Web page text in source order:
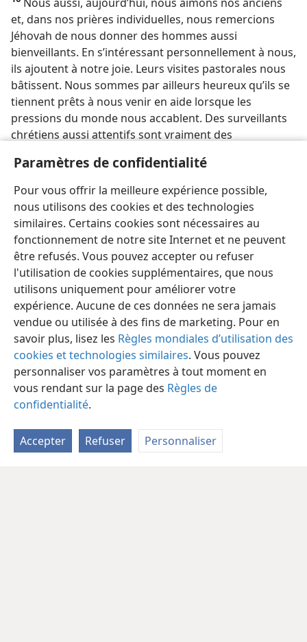
Paramètres de confidentialité
Pour vous offrir la meilleure expérience possible,
nous utilisons des cookies et des technologies
similaires. Certains cookies sont nécessaires au
fonctionnement de notre site Internet et ne peuvent
être refusés. Vous pouvez accepter ou refuser
l'utilisation de cookies supplémentaires, que nous
utilisons uniquement pour améliorer votre
expérience. Aucune de ces données ne sera jamais
vendue ou utilisée à des fins de marketing. Pour en
savoir plus, lisez les Règles mondiales d’utilisation des
cookies et technologies similaires. Vous pouvez
personnaliser vos paramètres à tout moment en
vous rendant sur la page des Règles de
confidentialité.
Accepter Refuser Personnaliser
et, dans nos prières individuelles, nous remercions
Jéhovah de nous donner des hommes aussi
bienveillants. En s’intéressant personnellement à nous,
ils ajoutent à notre joie. Leurs visites pastorales nous
bâtissent. Nous sommes par ailleurs heureux qu’ils se
tiennent prêts à nous venir en aide lorsque les
pressions du monde nous accablent. Des surveillants
chrétiens aussi attentifs sont vraiment des
a Le même échantillon a répondu à cette autre question :
« Qu’apprécies-tu le plus chez un ancien ? » La réponse a presque été
unanime : « Qu’il soit abordable. » Nous parlerons de cette qualité
importante dans une prochaine édition.